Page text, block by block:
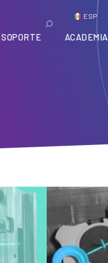
ESP
SOPORTE ACADEMIA